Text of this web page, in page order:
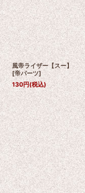
風帝ライザー【スー】
[帝パーツ]
130円(税込)